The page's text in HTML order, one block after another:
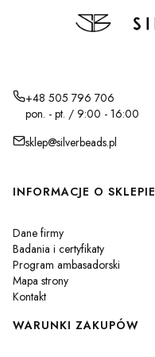
+48 505 796 706
pon. - pt. / 9:00 - 16:00
sklep@silverbeads.pl
Linki w stopce
INFORMACJE O SKLEPIE
Dane firmy
Badania i certyfikaty
Program ambasadorski
Mapa strony
Kontakt
WARUNKI ZAKUPÓW